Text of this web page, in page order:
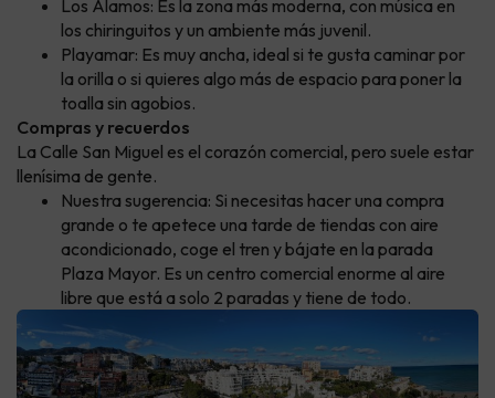
Los Álamos: Es la zona más moderna, con música en
los chiringuitos y un ambiente más juvenil.
Playamar: Es muy ancha, ideal si te gusta caminar por
la orilla o si quieres algo más de espacio para poner la
toalla sin agobios.
Compras y recuerdos
La Calle San Miguel es el corazón comercial, pero suele estar
llenísima de gente.
Nuestra sugerencia: Si necesitas hacer una compra
grande o te apetece una tarde de tiendas con aire
acondicionado, coge el tren y bájate en la parada
Plaza Mayor. Es un centro comercial enorme al aire
libre que está a solo 2 paradas y tiene de todo.